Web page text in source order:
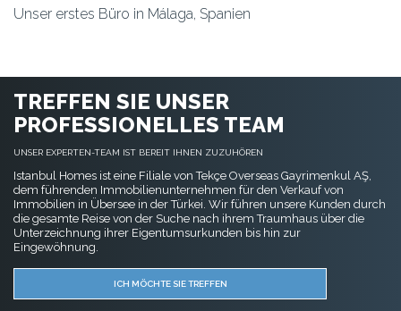
Unser erstes Büro in Málaga, Spanien
TREFFEN SIE UNSER
PROFESSIONELLES TEAM
UNSER EXPERTEN-TEAM IST BEREIT IHNEN ZUZUHÖREN
Istanbul Homes ist eine Filiale von Tekçe Overseas Gayrimenkul AŞ,
dem führenden Immobilienunternehmen für den Verkauf von
Immobilien in Übersee in der Türkei. Wir führen unsere Kunden durch
die gesamte Reise von der Suche nach ihrem Traumhaus über die
Unterzeichnung ihrer Eigentumsurkunden bis hin zur
Eingewöhnung.
ICH MÖCHTE SIE TREFFEN